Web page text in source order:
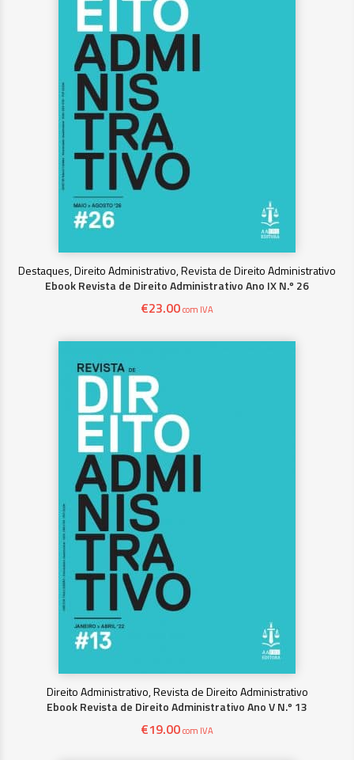
Destaques, Direito Administrativo, Revista de Direito Administrativo
Ebook Revista de Direito Administrativo Ano IX N.º 26
€23.00com IVA
Direito Administrativo, Revista de Direito Administrativo
Ebook Revista de Direito Administrativo Ano V N.º 13
€19.00com IVA